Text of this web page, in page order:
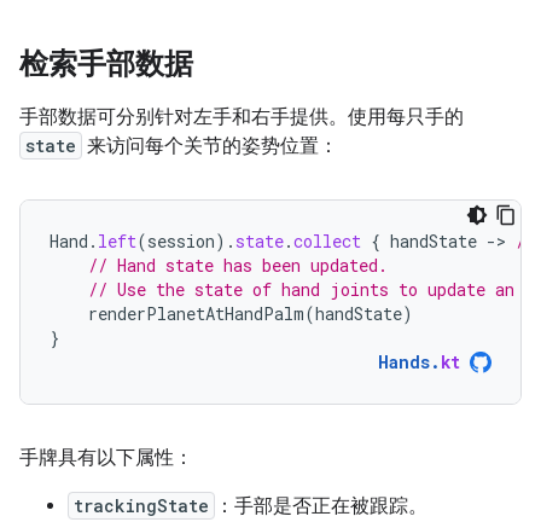
检索手部数据
手部数据可分别针对左手和右手提供。使用每只手的
state 来访问每个关节的姿势位置：
Hand . left(session). state.collect { handState -> //
// Hand state has been updated.
// Use the state of hand joints to update an
renderPlanetAtHandPalm(handState)
}
Hands. kt
手牌具有以下属性：
trackingState ：手部是否正在被跟踪。